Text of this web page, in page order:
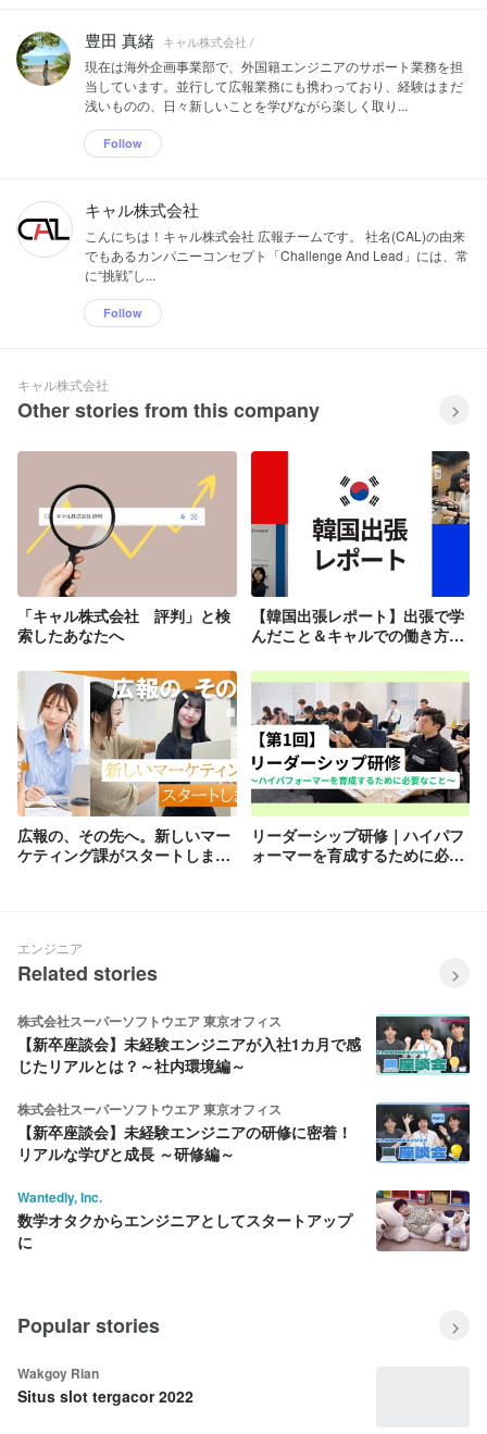
豊田 真緒 キャル株式会社 /
現在は海外企画事業部で、外国籍エンジニアのサポート業務を担
当しています。並行して広報業務にも携わっており、経験はまだ
浅いものの、日々新しいことを学びながら楽しく取り...
Follow
キャル株式会社
こんにちは！キャル株式会社 広報チームです。 社名(CAL)の由来
でもあるカンパニーコンセプト「Challenge And Lead」には、常
に“挑戦”し...
Follow
キャル株式会社
Other stories from this company
「キャル株式会社 評判」と検
索したあなたへ
【韓国出張レポート】出張で学
んだこと＆キャルでの働き方に
広報の、その先へ。新しいマー
ケティング課がスタートしまし
リーダーシップ研修｜ハイパフ
ォーマーを育成するために必要
エンジニア
Related stories
株式会社スーパーソフトウエア 東京オフィス
【新卒座談会】未経験エンジニアが入社1カ月で感
じたリアルとは？～社内環境編～
株式会社スーパーソフトウエア 東京オフィス
【新卒座談会】未経験エンジニアの研修に密着！
リアルな学びと成長 ～研修編～
Wantedly, Inc.
数学オタクからエンジニアとしてスタートアップ
に
Popular stories
Wakgoy Rian
Situs slot tergacor 2022